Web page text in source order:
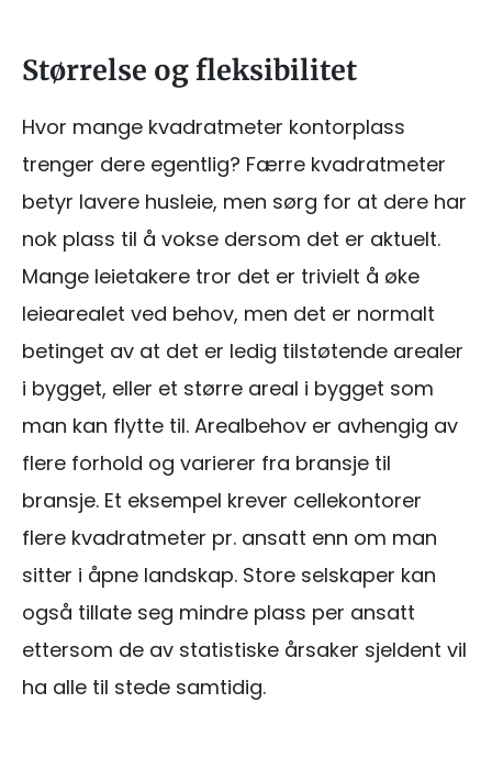
Størrelse og fleksibilitet
Hvor mange kvadratmeter kontorplass
trenger dere egentlig? Færre kvadratmeter
betyr lavere husleie, men sørg for at dere har
nok plass til å vokse dersom det er aktuelt.
Mange leietakere tror det er trivielt å øke
leiearealet ved behov, men det er normalt
betinget av at det er ledig tilstøtende arealer
i bygget, eller et større areal i bygget som
man kan flytte til. Arealbehov er avhengig av
flere forhold og varierer fra bransje til
bransje. Et eksempel krever cellekontorer
flere kvadratmeter pr. ansatt enn om man
sitter i åpne landskap. Store selskaper kan
også tillate seg mindre plass per ansatt
ettersom de av statistiske årsaker sjeldent vil
ha alle til stede samtidig.